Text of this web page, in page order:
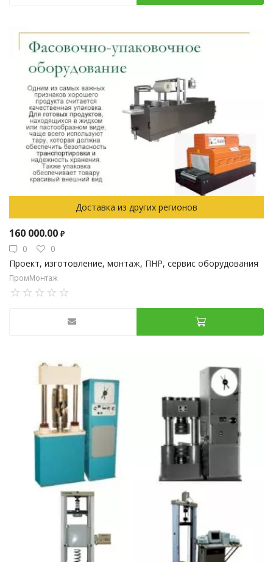
Доставка из других регионов
160 000.00 ₽
0
0
Проект, изготовление, монтаж, ПНР, сервис оборудования
ПромМонтаж